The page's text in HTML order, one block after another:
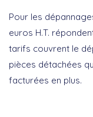
Pour les
euros H.T.
tarifs couvrent le
pièces détachées
facturées en plus.